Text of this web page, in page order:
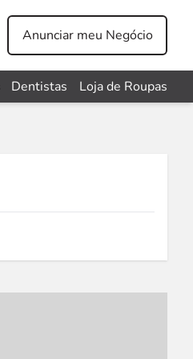
Anunciar meu Negócio
Dentistas Loja de Roupas